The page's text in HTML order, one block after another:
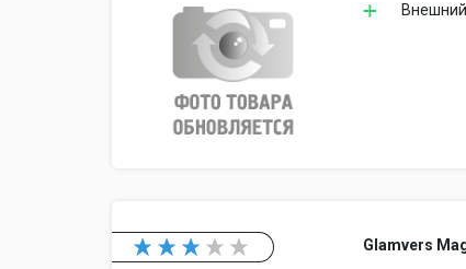
Glamvers